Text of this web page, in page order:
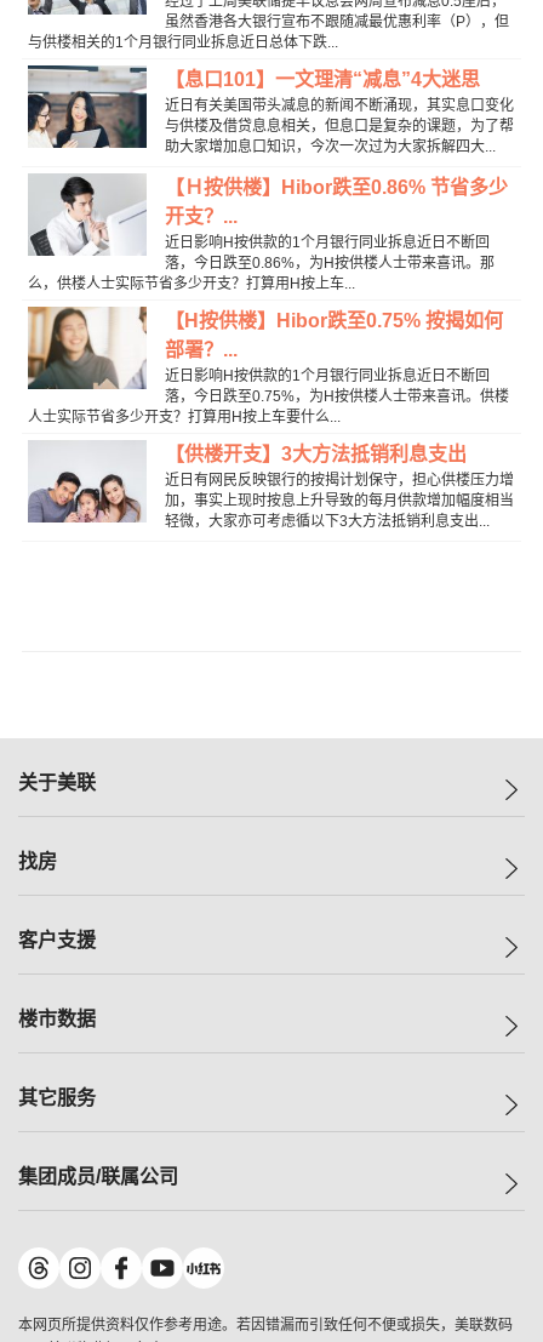
虽然香港各大银行宣布不跟随减最优惠利率（P），但
与供楼相关的1个月银行同业拆息近日总体下跌...
【息口101】一文理清“减息”4大迷思
近日有关美国带头减息的新闻不断涌现，其实息口变化
与供楼及借贷息息相关，但息口是复杂的课题，为了帮
助大家增加息口知识，今次一次过为大家拆解四大...
【Ｈ按供楼】Hibor跌至0.86% 节省多少
开支？...
近日影响H按供款的1个月银行同业拆息近日不断回
落，今日跌至0.86%，为H按供楼人士带来喜讯。那
么，供楼人士实际节省多少开支？打算用H按上车...
【H按供楼】Hibor跌至0.75% 按揭如何
部署？...
近日影响H按供款的1个月银行同业拆息近日不断回
落，今日跌至0.75%，为H按供楼人士带来喜讯。供楼
人士实际节省多少开支？打算用H按上车要什么...
【供楼开支】3大方法抵销利息支出
近日有网民反映银行的按揭计划保守，担心供楼压力增
加，事实上现时按息上升导致的每月供款增加幅度相当
轻微，大家亦可考虑循以下3大方法抵销利息支出...
关于美联
美联集团
人才招募
找房
一手新房
减价
美联豪宅
独家楼盘
租房
客户支援
自助放盘
查询热线
按揭计算机
负担能力计算机
转按计算机
缴款方式
楼市数据
指数
历史成交
小区成交排行榜
地区百科
其它服务
小区专页
美联精英会
集团成员/联属公司
美联物业
鋑联控股*
美联工商铺*
本网页所提供资料仅作参考用途。若因错漏而引致任何不便或损失，美联数码